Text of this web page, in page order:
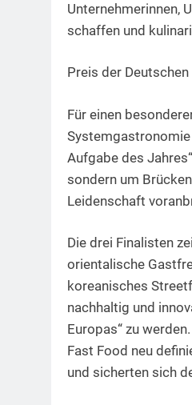
Unternehmerinnen,
schaffen und
Preis der
Für einen
Aufgabe des
sondern um
Leidenschaft
Die drei Finalisten
orientalische
koreanisches
nachhaltig und
Europas“ zu
Fast Food neu
und sicherten sich